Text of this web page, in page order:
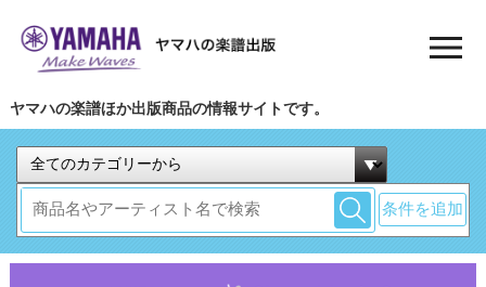
ヤマハの楽譜ほか出版商品の情報サイトです。
条件を追加